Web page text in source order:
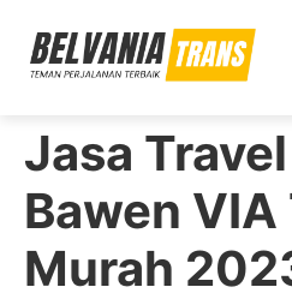
Jasa
Bawen VIA
Murah